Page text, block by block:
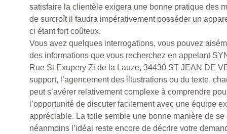
satisfaire la clientèle exigera une bonne pratique des
de surcroît il faudra impérativement posséder un
ci étant fort coûteux.
Vous avez quelques interrogations, vous pouvez
des informations que vous recherchez en appelant
Rue St Exupery Zi de la Lauze, 34430 ST JEAN DE
support, l’agencement des illustrations ou du texte,
peut s’avérer relativement complexe à comprendre
l’opportunité de discuter facilement avec une équipe
appréciable. La toile semble une bonne manière de se
néanmoins l’idéal reste encore de décrire votre